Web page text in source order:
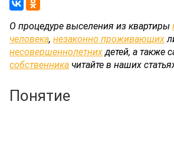
О процедуре выселения из квартиры
человека,незаконно проживающих
несовершеннолетнихдетей, а также
собственника читайте в наших
Понятие